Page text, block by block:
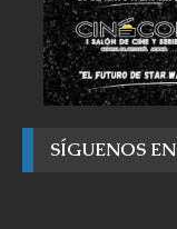
SÍGUENOS EN